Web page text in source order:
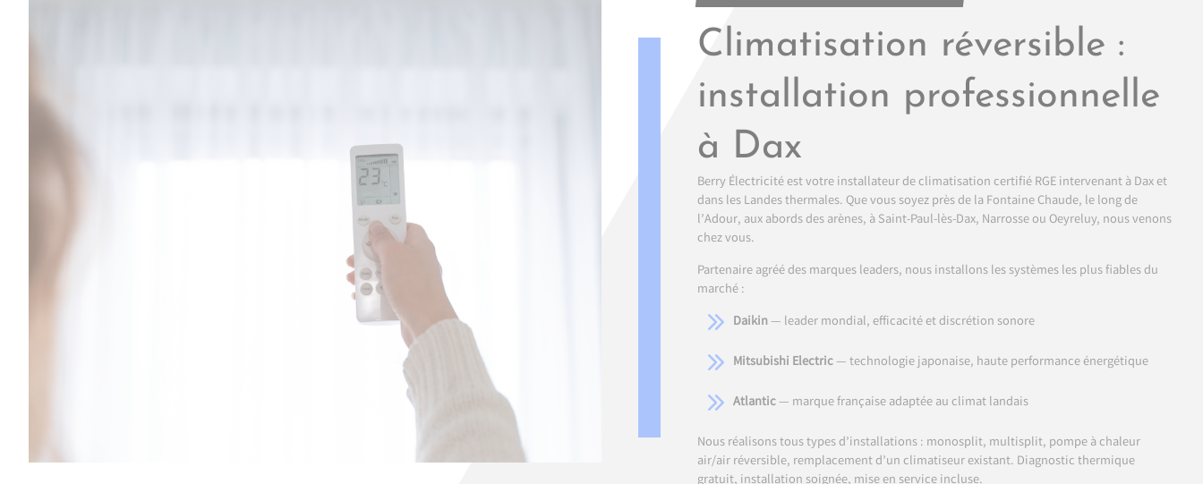
Climatisation réversible :
installation professionnelle
à Dax
Berry Électricité est votre installateur de climatisation certifié RGE intervenant à Dax et
dans les Landes thermales. Que vous soyez près de la Fontaine Chaude, le long de
l’Adour, aux abords des arènes, à Saint-Paul-lès-Dax, Narrosse ou Oeyreluy, nous venons
chez vous.
Partenaire agréé des marques leaders, nous installons les systèmes les plus fiables du
marché :
Daikin— leader mondial, efficacité et discrétion sonore
Mitsubishi Electric— technologie japonaise, haute performance énergétique
Atlantic— marque française adaptée au climat landais
Nous réalisons tous types d’installations : monosplit, multisplit, pompe à chaleur
air/air réversible, remplacement d’un climatiseur existant. Diagnostic thermique